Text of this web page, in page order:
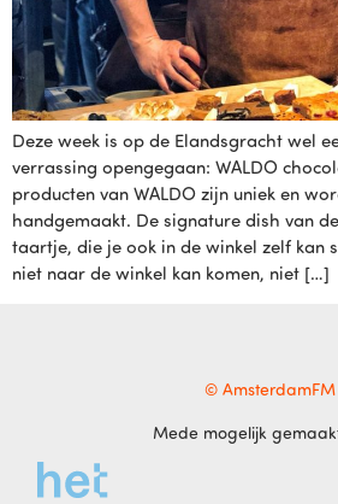
Deze week is op de Elandsgracht wel
verrassing opengegaan: WALDO
producten van WALDO zijn uniek en
handgemaakt. De signature dish van
taartje, die je ook in de winkel zelf kan
niet naar de winkel kan komen, niet […]
© AmsterdamFM
Mede mogelijk